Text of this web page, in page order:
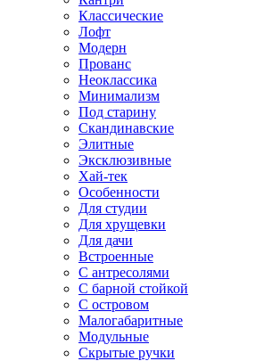
Классические
Лофт
Модерн
Прованс
Неоклассика
Минимализм
Под старину
Скандинавские
Элитные
Эксклюзивные
Хай-тек
Особенности
Для студии
Для хрущевки
Для дачи
Встроенные
С антресолями
С барной стойкой
С островом
Малогабаритные
Модульные
Скрытые ручки